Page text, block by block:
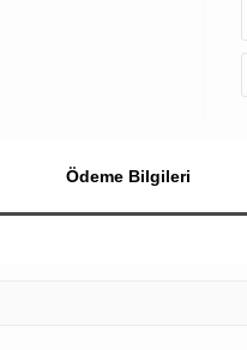
Ödeme Bilgileri